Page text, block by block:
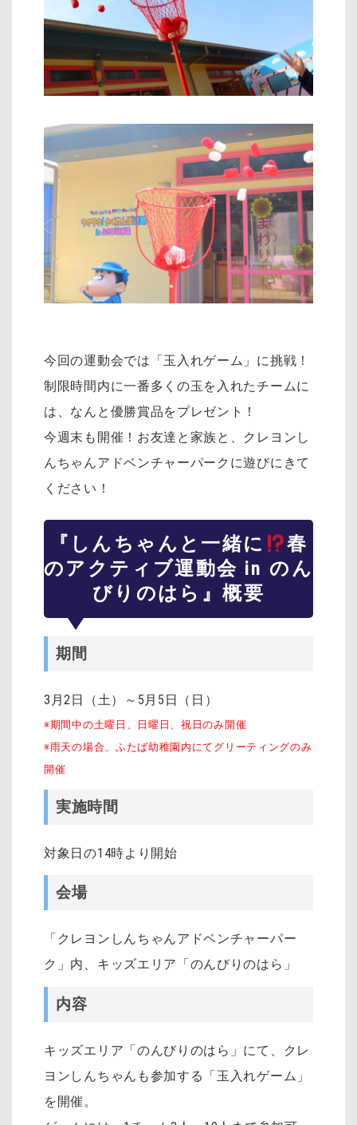
今回の運動会では「玉入れゲーム」に挑戦！
制限時間内に一番多くの玉を入れたチームに
は、なんと優勝賞品をプレゼント！
今週末も開催！お友達と家族と、クレヨンし
んちゃんアドベンチャーパークに遊びにきて
ください！
『しんちゃんと一緒に
春
のアクティブ運動会 in のん
びりのはら』概要
期間
3月2日（土）～5月5日（日）
※期間中の土曜日、日曜日、祝日のみ開催
※雨天の場合、ふたば幼稚園内にてグリーティングのみ
開催
実施時間
対象日の14時より開始
会場
「クレヨンしんちゃんアドベンチャーパー
ク」内、キッズエリア「のんびりのはら」
内容
キッズエリア「のんびりのはら」にて、クレ
ヨンしんちゃんも参加する「玉入れゲーム」
を開催。